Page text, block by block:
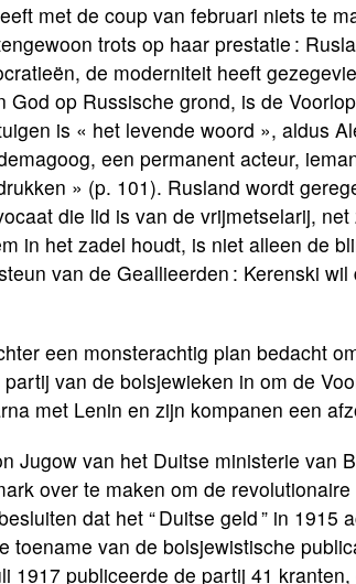
met de coup van februari niets te
trots op haar prestatie :
de moderniteit heeft
God op Russische grond, is de
is « het levende woord », aldus
een permanent acteur,
» (p. 101). Rusland wordt
die lid is van de vrijmetselarij,
in het zadel houdt, is niet alleen de
van de Geallieerden : Kerenski
een monsterachtig plan bedacht
van de bolsjewieken in om de
met Lenin en zijn kompanen een
Jugow van het Duitse ministerie van
over te maken om de
dat het “ Duitse geld ” in 1915
toename van de bolsjewistische
1917 publiceerde de partij 41